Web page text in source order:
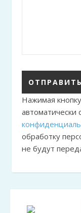
Нажимая
автоматически
обработку
не будут